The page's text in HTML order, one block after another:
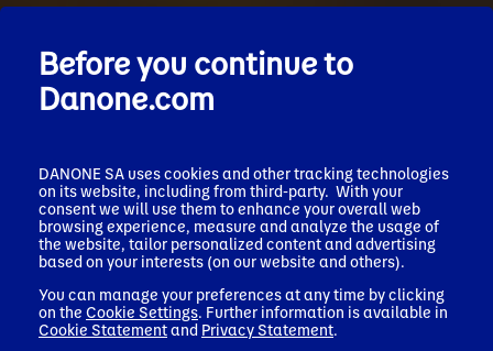
Onze missie
GEZONDHEID DOOR MIDDEL VAN VOEDING NAAR
ZOVEEL MOGELIJK MENSEN BRENGEN
Zoeken op onderwerp of artikel
Scroll om te ontdekken
✕
We’ve detected your market and
language as:
United States - English
Go to Danone Global (EN)
Before you continue to
Danone.com
DANONE SA uses cookies and other tracking technologies
on its website, including from third-party. With your
consent we will use them to enhance your overall web
browsing experience, measure and analyze the usage of
the website, tailor personalized content and advertising
based on your interests (on our website and others).
You can manage your preferences at any time by clicking
on the Cookie Settings. Further information is available in
Cookie Statementand Privacy Statement.